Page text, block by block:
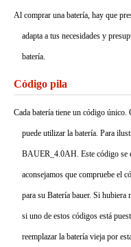
Al comprar una batería, hay que
adapta a tus necesidades y
batería.
Código pila
Cada batería tiene un código único.
puede utilizar la batería. Para
BAUER_4.0AH. Este código se
aconsejamos que compruebe el
para su Batería bauer. Si hubiera
si uno de estos códigos está
reemplazar la batería vieja por